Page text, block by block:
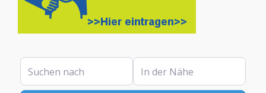
Suchen nach In der Nähe